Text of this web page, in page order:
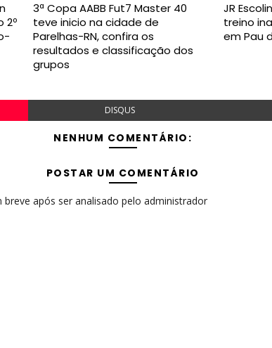
2º
3ª Copa AABB Fut7 Master 40
teve inicio na cidade de
Parelhas-RN, confira os
resultados e classificação dos
grupos
JR
treino
em Pau
DISQUS
NENHUM COMENTÁRIO:
POSTAR UM COMENTÁRIO
após ser analisado pelo administrador